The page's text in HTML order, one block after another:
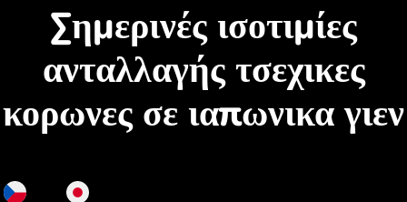
Σημερινές ισοτιμίες
ανταλλαγής τσεχικες
κορωνες σε ιαπωνικα γιεν
CZK
JPY